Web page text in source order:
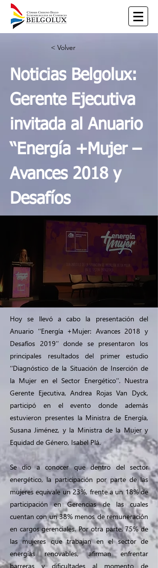
< Volver
Noticias Belgolux:
Gerente Ejecutiva
invitada al Anuario
‘‘Energía +Mujer –
Avances 2018 y
Desafíos
Hoy se llevó a cabo la presentación del
Anuario ‘‘Energía +Mujer: Avances 2018 y
Desafíos 2019’’ donde se presentaron los
principales resultados del primer estudio
‘‘Diagnóstico de la Situación de Inserción de
la Mujer en el Sector Energético’’. Nuestra
Gerente Ejecutiva, Andrea Rojas Van Dyck,
participó en el evento donde además
estuvieron presentes la Ministra de Energía,
Susana Jiménez, y la Ministra de la Mujer y
Equidad de Género, Isabel Plá.
Se dio a conocer que dentro del sector
energético, la participación por parte de las
mujeres equivale un 23%, frente a un 18% de
participación en Gerencias de las cuales
cuentan con un 38% menos de remuneración
en cargos gerenciales. Por otra parte, 75% de
las mujeres que trabajan en el sector de
energías renovables, afirman enfrentar
barreras y dificultades al momento de